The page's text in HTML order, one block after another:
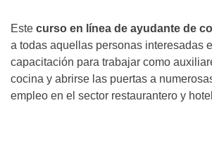
Este curso en línea de ayudante de
a todas aquellas personas interesadas
capacitación para trabajar como
cocina y abrirse las puertas a
empleo en el sector restaurantero y